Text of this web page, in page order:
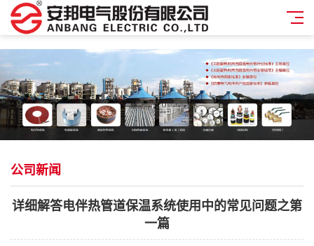
公司新闻
详细解答电伴热管道保温系统使用中的常见问题之第
一篇